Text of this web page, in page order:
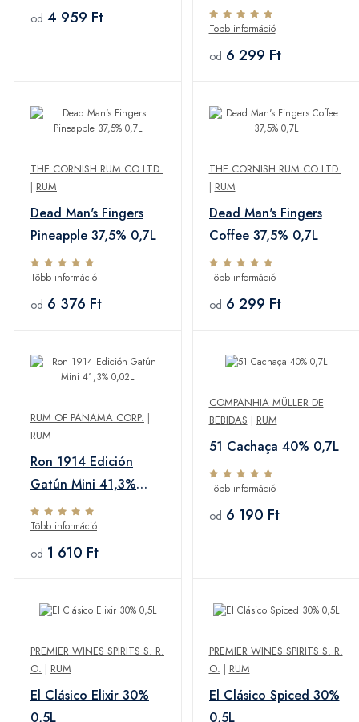
od 4 959 Ft
Több információ
od 6 299 Ft
THE CORNISH RUM CO.LTD.
| RUM
Dead Man's Fingers
Pineapple 37,5% 0,7L
Több információ
od 6 376 Ft
THE CORNISH RUM CO.LTD.
| RUM
Dead Man's Fingers
Coffee 37,5% 0,7L
Több információ
od 6 299 Ft
RUM OF PANAMA CORP. |
RUM
Ron 1914 Edición
Gatún Mini 41,3%
0,02L
Több információ
od 1 610 Ft
COMPANHIA MÜLLER DE
BEBIDAS | RUM
51 Cachaça 40% 0,7L
Több információ
od 6 190 Ft
PREMIER WINES SPIRITS S. R.
O. | RUM
El Clásico Elixir 30%
0,5L
PREMIER WINES SPIRITS S. R.
O. | RUM
El Clásico Spiced 30%
0,5L